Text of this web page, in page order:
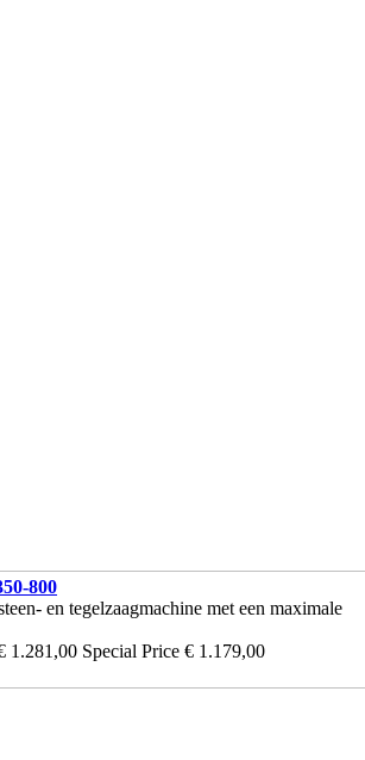
800
en tegelzaagmachine met een maximale
1.281,00 Special Price € 1.179,00